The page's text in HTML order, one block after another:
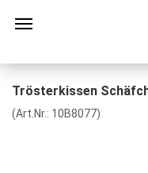
Trösterkissen
(Art.Nr.: 10B8077)